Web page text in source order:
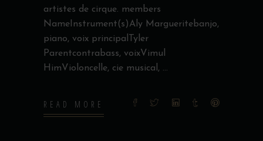
artistes de cirque. members
NameInstrument(s)Aly Margueritebanjo,
piano, voix principalTyler
Parentcontrabass, voixVimul
HimVioloncelle, cie musical,
READ MORE